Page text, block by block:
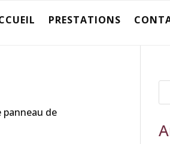
PRESTATIONS
panneau de